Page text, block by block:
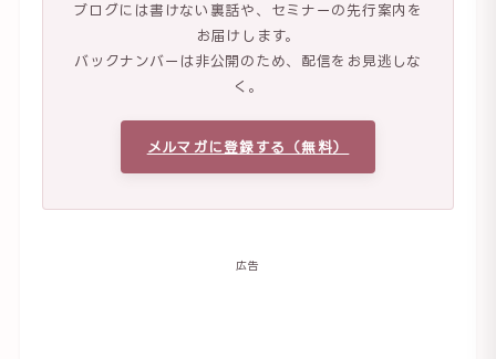
ブログには書けない裏話や、セミナーの先行案内を
お届けします。
バックナンバーは非公開のため、配信をお見逃しな
く。
メルマガに登録する（無料）
広告